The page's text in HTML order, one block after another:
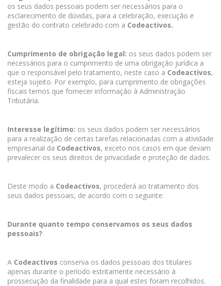
os seus dados pessoais podem ser necessários para o
esclarecimento de dúvidas, para a celebração, execução e
gestão do contrato celebrado com a Codeactivos.
Cumprimento de obrigação legal: os seus dados podem ser
necessários para o cumprimento de uma obrigação jurídica a
que o responsável pelo tratamento, neste caso a Codeactivos,
esteja sujeito. Por exemplo, para cumprimento de obrigações
fiscais temos que fornecer informação à Administração
Tributária.
Interesse legítimo: os seus dados podem ser necessários
para a realização de certas tarefas relacionadas com a atividade
empresarial da Codeactivos, exceto nos casos em que devam
prevalecer os seus direitos de privacidade e proteção de dados.
Deste modo a Codeactivos, procederá ao tratamento dos
seus dados pessoais, de acordo com o seguinte:
Durante quanto tempo conservamos os seus dados
pessoais?
A Codeactivos conserva os dados pessoais dos titulares
apenas durante o período estritamente necessário à
prossecução da finalidade para a qual estes foram recolhidos.